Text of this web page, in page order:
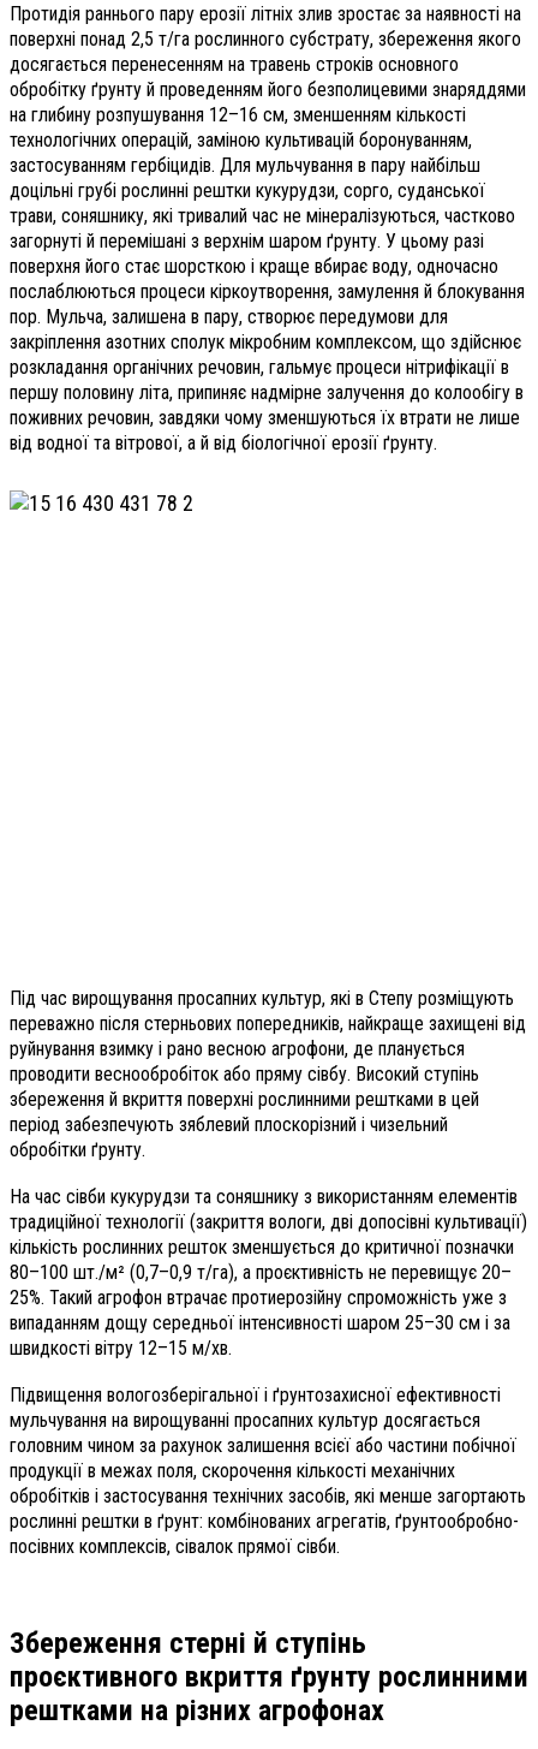
Протидія раннього пару ерозії літніх злив зростає за наявності на
поверхні понад 2,5 т/га рослинного субстрату, збереження якого
досягається перенесенням на травень строків основного
обробітку ґрунту й проведенням його безполицевими знаряддями
на глибину розпушування 12–16 см, зменшенням кількості
технологічних операцій, заміною культивацій боронуванням,
застосуванням гербіцидів. Для мульчування в пару найбільш
доцільні грубі рослинні рештки кукурудзи, сорго, суданської
трави, соняшнику, які тривалий час не мінералізуються, частково
загорнуті й перемішані з верхнім шаром ґрунту. У цьому разі
поверхня його стає шорсткою і краще вбирає воду, одночасно
послаблюються процеси кіркоутворення, замулення й блокування
пор. Мульча, залишена в пару, створює передумови для
закріплення азотних сполук мікробним комплексом, що здійснює
розкладання органічних речовин, гальмує процеси нітрифікації в
першу половину літа, припиняє надмірне залучення до колообігу в
поживних речовин, завдяки чому зменшуються їх втрати не лише
від водної та вітрової, а й від біологічної ерозії ґрунту.
Під час вирощування просапних культур, які в Степу розміщують
переважно після стерньових попередників, найкраще захищені від
руйнування взимку і рано весною агрофони, де планується
проводити веснообробіток або пряму сівбу. Високий ступінь
збереження й вкриття поверхні рослинними рештками в цей
період забезпечують зяблевий плоскорізний і чизельний
обробітки ґрунту.
На час сівби кукурудзи та соняшнику з використанням елементів
традиційної технології (закриття вологи, дві допосівні культивації)
кількість рослинних решток зменшується до критичної позначки
80–100 шт./м² (0,7–0,9 т/га), а проєктивність не перевищує 20–
25%. Такий агрофон втрачає протиерозійну спроможність уже з
випаданням дощу середньої інтенсивності шаром 25–30 см і за
швидкості вітру 12–15 м/хв.
Підвищення вологозберігальної і ґрунтозахисної ефективності
мульчування на вирощуванні просапних культур досягається
головним чином за рахунок залишення всієї або частини побічної
продукції в межах поля, скорочення кількості механічних
обробітків і застосування технічних засобів, які менше загортають
рослинні рештки в ґрунт: комбінованих агрегатів, ґрунтообробно-
посівних комплексів, сівалок прямої сівби.
Збереження стерні й ступінь
проєктивного вкриття ґрунту рослинними
рештками на різних агрофонах